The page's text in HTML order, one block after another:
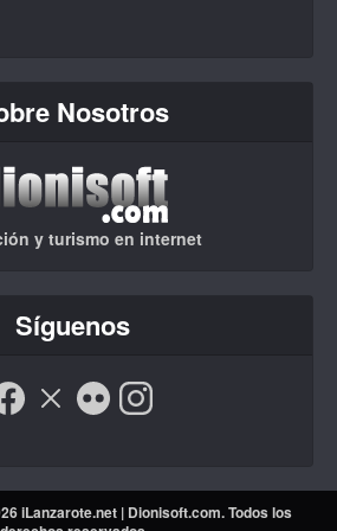
Nosotros
y turismo en internet
Síguenos
iLanzarote.net | Dionisoft.com. Todos los